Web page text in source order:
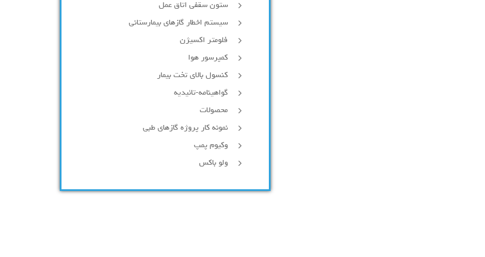
ستون سقفی اتاق عمل
سیستم اخطار گازهای بیمارستانی
فلومتر اکسیژن
کمپرسور هوا
کنسول بالای تخت بیمار
گواهینامه-تائیدیه
محصولات
نمونه کار پروژه گازهای طبی
وکیوم پمپ
ولو باکس